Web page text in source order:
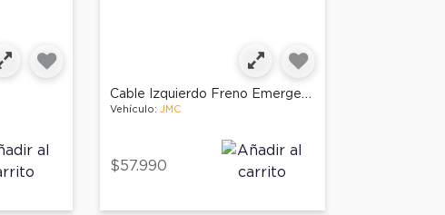
Cable Izquierdo Freno Emergencia
Vehículo:JMC
$57.990